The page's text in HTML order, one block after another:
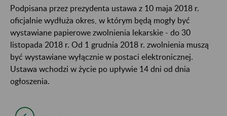
Podpisana przez prezydenta ustawa z 10 maja 2018 r.
oficjalnie wydłuża okres, w którym będą mogły być
wystawiane papierowe zwolnienia lekarskie - do 30
listopada 2018 r. Od 1 grudnia 2018 r. zwolnienia muszą
być wystawiane wyłącznie w postaci elektronicznej.
Ustawa wchodzi w życie po upływie 14 dni od dnia
ogłoszenia.